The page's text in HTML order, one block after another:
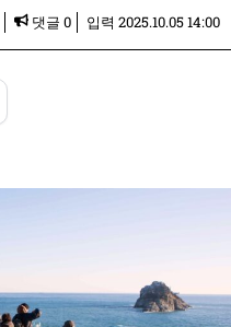
댓글 0 입력 2025.10.05 14:00